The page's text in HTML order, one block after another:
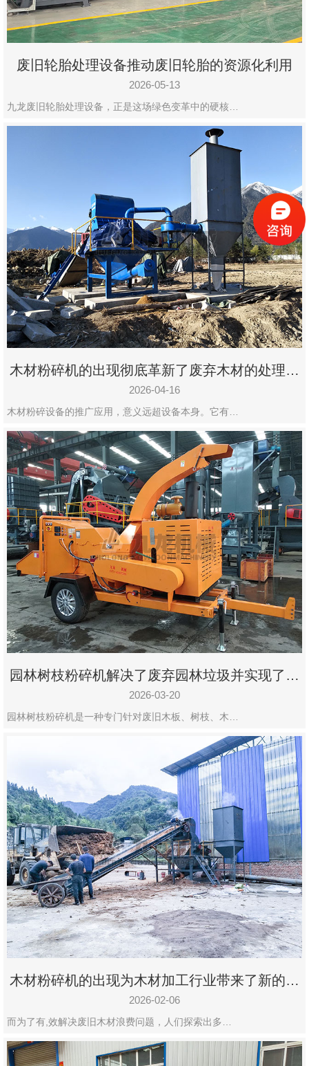
废旧轮胎处理设备推动废旧轮胎的资源化利用
2026-05-13
九龙废旧轮胎处理设备，正是这场绿色变革中的硬核…
木材粉碎机的出现彻底革新了废弃木材的处理模
式
2026-04-16
木材粉碎设备的推广应用，意义远超设备本身。它有…
园林树枝粉碎机解决了废弃园林垃圾并实现了再
利用
2026-03-20
园林树枝粉碎机是一种专门针对废旧木板、树枝、木…
木材粉碎机的出现为木材加工行业带来了新的变
化
2026-02-06
而为了有,效解决废旧木材浪费问题，人们探索出多…